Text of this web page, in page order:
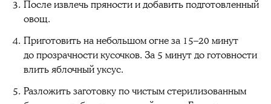
После извлечь пряности и добавить подготовленный
овощ.
Приготовить на небольшом огне за 15–20 минут
до прозрачности кусочков. За 5 минут до готовности
влить яблочный уксус.
Разложить заготовку по чистым стерилизованным